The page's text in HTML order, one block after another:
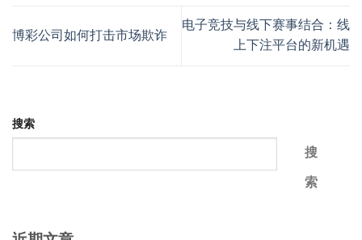
博彩公司如何打击市场欺诈
电子竞技与线下赛事结合：线
上下注平台的新机遇
搜索
搜
索